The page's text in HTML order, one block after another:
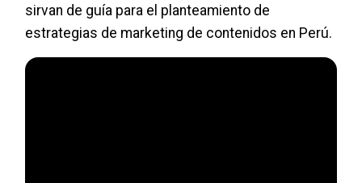
sirvan de guía para el planteamiento de
estrategias de marketing de contenidos en Perú.